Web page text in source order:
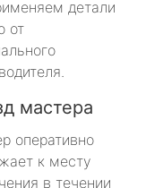
детали
от
мастера
оперативно
к месту
в течении